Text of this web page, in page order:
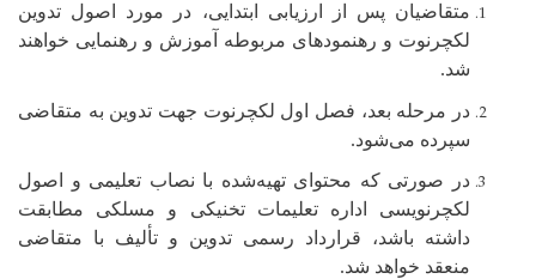
متقاضیان پس از ارزیابی ابتدایی، در مورد اصول تدوین
لکچرنوت و رهنمودهای مربوطه آموزش و رهنمایی خواهند
شد.
در مرحله بعد، فصل اول لکچرنوت جهت تدوین به متقاضی
سپرده می‌شود.
در صورتی که محتوای تهیه‌شده با نصاب تعلیمی و اصول
لکچرنویسی اداره تعلیمات تخنیکی و مسلکی مطابقت
داشته باشد، قرارداد رسمی تدوین و تألیف با متقاضی
منعقد خواهد شد.